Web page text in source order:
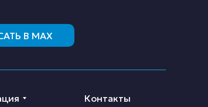
Контакты
В MAX